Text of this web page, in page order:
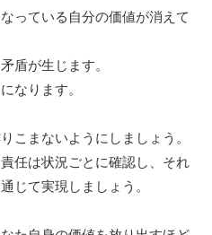
っている自分の価値が消えて
盾が生じます。
なります。
こまないようにしましょう。
任は状況ごとに確認し、それ
じて実現しましょう。